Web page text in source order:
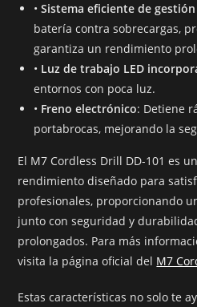
•Sistema eficiente de
batería contra sobrecargas,
garantiza un rendimiento
• Luz de trabajo LED
entornos con poca luz.
• Freno electrónico: Detiene
portabrocas, mejorando la
El M7 Cordless Drill DD-101 es
rendimiento diseñado para
profesionales, proporcionando
junto con seguridad y
prolongados. Para más
visita la página oficial del M7
Estas características no solo te